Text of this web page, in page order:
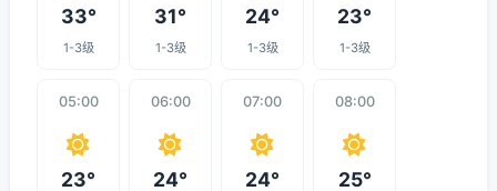
33°
1-3级
31°
1-3级
24°
1-3级
23°
1-3级
05:00
23°
06:00
24°
07:00
24°
08:00
25°